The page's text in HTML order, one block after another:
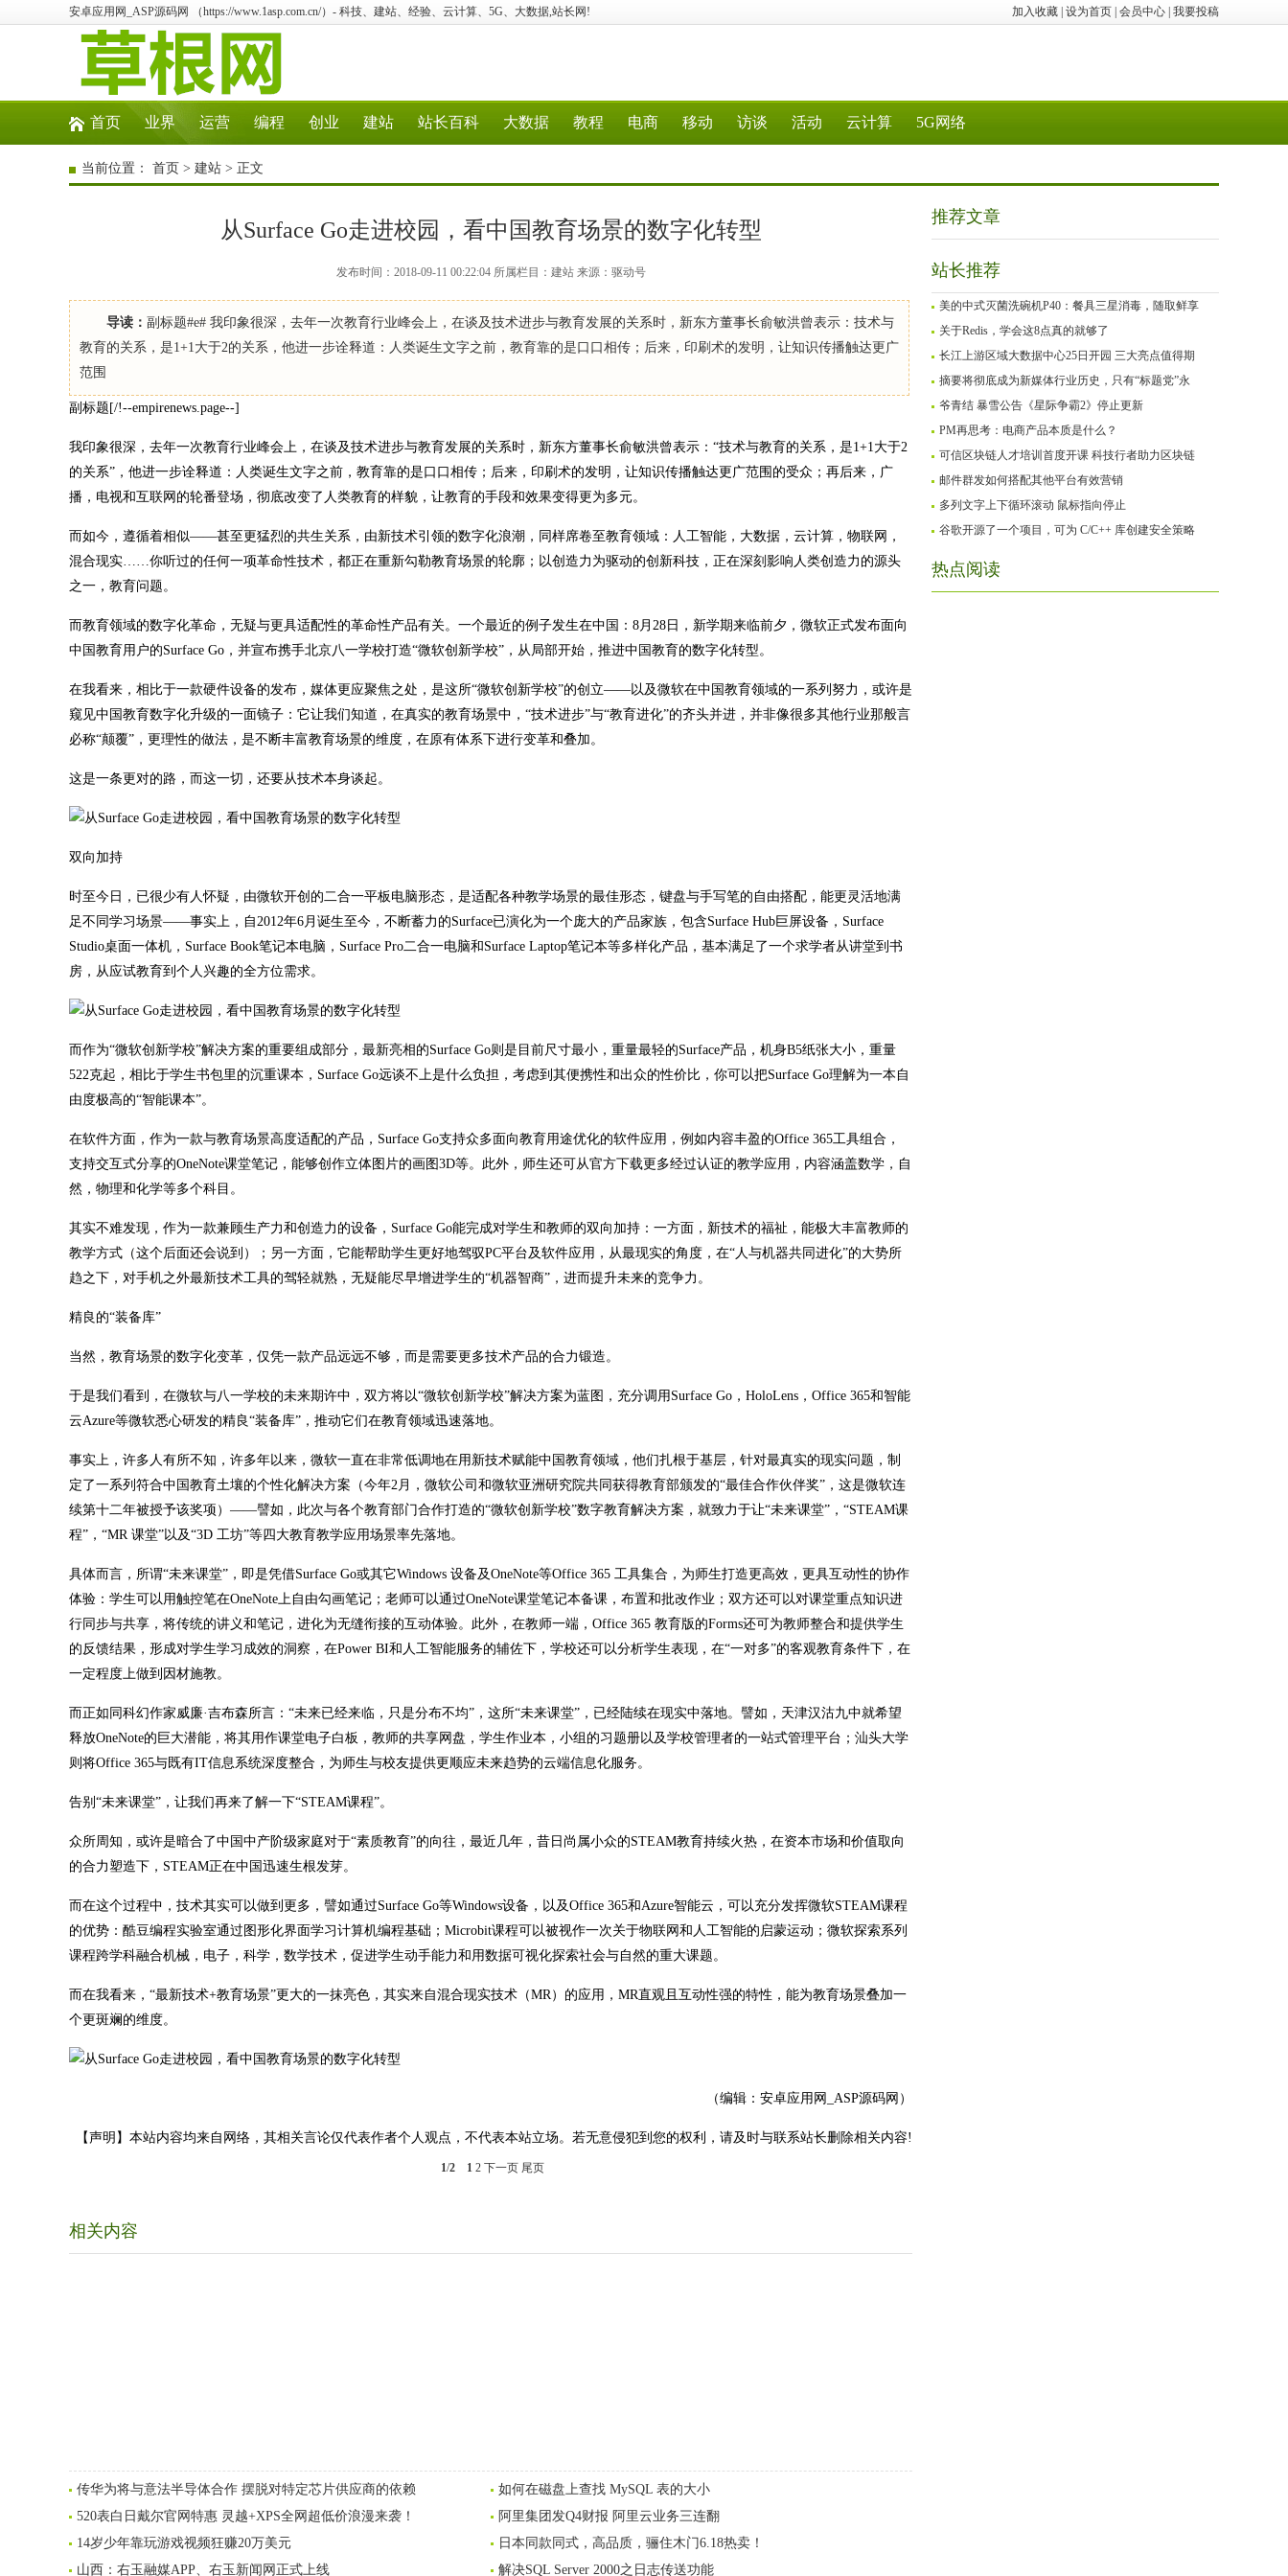
加入收藏 设为首页 会员中心 我要投稿
安卓应用网_ASP源码网 （https://www.1asp.com.cn/）- 科技、建站、经验、云计算、5G、大数据,站长网!
首页 业界 运营 编程 创业 建站 站长百科 大数据 教程 电商 移动 访谈 活动 云计算 5G网络
当前位置： 首页 > 建站 > 正文
从Surface Go走进校园，看中国教育场景的数字化转型
发布时间：2018-09-11 00:22:04 所属栏目：建站 来源：驱动号
导读： 副标题#e# 我印象很深，去年一次教育行业峰会上，在谈及技术进步与教育发展的关系时，新东方董事长俞敏洪曾表示：技术与
教育的关系，是1+1大于2的关系，他进一步诠释道：人类诞生文字之前，教育靠的是口口相传；后来，印刷术的发明，让知识传播触达更广
范围
副标题[/!--empirenews.page--]
我印象很深，去年一次教育行业峰会上，在谈及技术进步与教育发展的关系时，新东方董事长俞敏洪曾表示：“技术与教育的关系，是1+1大于2
的关系”，他进一步诠释道：人类诞生文字之前，教育靠的是口口相传；后来，印刷术的发明，让知识传播触达更广范围的受众；再后来，广
播，电视和互联网的轮番登场，彻底改变了人类教育的样貌，让教育的手段和效果变得更为多元。
而如今，遵循着相似——甚至更猛烈的共生关系，由新技术引领的数字化浪潮，同样席卷至教育领域：人工智能，大数据，云计算，物联网，
混合现实……你听过的任何一项革命性技术，都正在重新勾勒教育场景的轮廓；以创造力为驱动的创新科技，正在深刻影响人类创造力的源头
之一，教育问题。
而教育领域的数字化革命，无疑与更具适配性的革命性产品有关。一个最近的例子发生在中国：8月28日，新学期来临前夕，微软正式发布面向
中国教育用户的Surface Go，并宣布携手北京八一学校打造“微软创新学校”，从局部开始，推进中国教育的数字化转型。
在我看来，相比于一款硬件设备的发布，媒体更应聚焦之处，是这所“微软创新学校”的创立——以及微软在中国教育领域的一系列努力，或许是
窥见中国教育数字化升级的一面镜子：它让我们知道，在真实的教育场景中，“技术进步”与“教育进化”的齐头并进，并非像很多其他行业那般言
必称“颠覆”，更理性的做法，是不断丰富教育场景的维度，在原有体系下进行变革和叠加。
这是一条更对的路，而这一切，还要从技术本身谈起。
双向加持
时至今日，已很少有人怀疑，由微软开创的二合一平板电脑形态，是适配各种教学场景的最佳形态，键盘与手写笔的自由搭配，能更灵活地满
足不同学习场景——事实上，自2012年6月诞生至今，不断蓄力的Surface已演化为一个庞大的产品家族，包含Surface Hub巨屏设备，Surface
Studio桌面一体机，Surface Book笔记本电脑，Surface Pro二合一电脑和Surface Laptop笔记本等多样化产品，基本满足了一个求学者从讲堂到书
房，从应试教育到个人兴趣的全方位需求。
而作为“微软创新学校”解决方案的重要组成部分，最新亮相的Surface Go则是目前尺寸最小，重量最轻的Surface产品，机身B5纸张大小，重量
522克起，相比于学生书包里的沉重课本，Surface Go远谈不上是什么负担，考虑到其便携性和出众的性价比，你可以把Surface Go理解为一本自
由度极高的“智能课本”。
在软件方面，作为一款与教育场景高度适配的产品，Surface Go支持众多面向教育用途优化的软件应用，例如内容丰盈的Office 365工具组合，
支持交互式分享的OneNote课堂笔记，能够创作立体图片的画图3D等。此外，师生还可从官方下载更多经过认证的教学应用，内容涵盖数学，自
然，物理和化学等多个科目。
其实不难发现，作为一款兼顾生产力和创造力的设备，Surface Go能完成对学生和教师的双向加持：一方面，新技术的福祉，能极大丰富教师的
教学方式（这个后面还会说到）；另一方面，它能帮助学生更好地驾驭PC平台及软件应用，从最现实的角度，在“人与机器共同进化”的大势所
趋之下，对手机之外最新技术工具的驾轻就熟，无疑能尽早增进学生的“机器智商”，进而提升未来的竞争力。
精良的“装备库”
当然，教育场景的数字化变革，仅凭一款产品远远不够，而是需要更多技术产品的合力锻造。
于是我们看到，在微软与八一学校的未来期许中，双方将以“微软创新学校”解决方案为蓝图，充分调用Surface Go，HoloLens，Office 365和智能
云Azure等微软悉心研发的精良“装备库”，推动它们在教育领域迅速落地。
事实上，许多人有所不知，许多年以来，微软一直在非常低调地在用新技术赋能中国教育领域，他们扎根于基层，针对最真实的现实问题，制
定了一系列符合中国教育土壤的个性化解决方案（今年2月，微软公司和微软亚洲研究院共同获得教育部颁发的“最佳合作伙伴奖”，这是微软连
续第十二年被授予该奖项）——譬如，此次与各个教育部门合作打造的“微软创新学校”数字教育解决方案，就致力于让“未来课堂”，“STEAM课
程”，“MR 课堂”以及“3D 工坊”等四大教育教学应用场景率先落地。
具体而言，所谓“未来课堂”，即是凭借Surface Go或其它Windows 设备及OneNote等Office 365 工具集合，为师生打造更高效，更具互动性的协作
体验：学生可以用触控笔在OneNote上自由勾画笔记；老师可以通过OneNote课堂笔记本备课，布置和批改作业；双方还可以对课堂重点知识进
行同步与共享，将传统的讲义和笔记，进化为无缝衔接的互动体验。此外，在教师一端，Office 365 教育版的Forms还可为教师整合和提供学生
的反馈结果，形成对学生学习成效的洞察，在Power BI和人工智能服务的辅佐下，学校还可以分析学生表现，在“一对多”的客观教育条件下，在
一定程度上做到因材施教。
而正如同科幻作家威廉·吉布森所言：“未来已经来临，只是分布不均”，这所“未来课堂”，已经陆续在现实中落地。譬如，天津汉沽九中就希望
释放OneNote的巨大潜能，将其用作课堂电子白板，教师的共享网盘，学生作业本，小组的习题册以及学校管理者的一站式管理平台；汕头大学
则将Office 365与既有IT信息系统深度整合，为师生与校友提供更顺应未来趋势的云端信息化服务。
告别“未来课堂”，让我们再来了解一下“STEAM课程”。
众所周知，或许是暗合了中国中产阶级家庭对于“素质教育”的向往，最近几年，昔日尚属小众的STEAM教育持续火热，在资本市场和价值取向
的合力塑造下，STEAM正在中国迅速生根发芽。
而在这个过程中，技术其实可以做到更多，譬如通过Surface Go等Windows设备，以及Office 365和Azure智能云，可以充分发挥微软STEAM课程
的优势：酷豆编程实验室通过图形化界面学习计算机编程基础；Microbit课程可以被视作一次关于物联网和人工智能的启蒙运动；微软探索系列
课程跨学科融合机械，电子，科学，数学技术，促进学生动手能力和用数据可视化探索社会与自然的重大课题。
而在我看来，“最新技术+教育场景”更大的一抹亮色，其实来自混合现实技术（MR）的应用，MR直观且互动性强的特性，能为教育场景叠加一
个更斑斓的维度。
（编辑：安卓应用网_ASP源码网）
【声明】本站内容均来自网络，其相关言论仅代表作者个人观点，不代表本站立场。若无意侵犯到您的权利，请及时与联系站长删除相关内容!
1/2 1 2 下一页 尾页
相关内容
传华为将与意法半导体合作 摆脱对特定芯片供应商的依赖
如何在磁盘上查找 MySQL 表的大小
520表白日戴尔官网特惠 灵越+XPS全网超低价浪漫来袭！
阿里集团发Q4财报 阿里云业务三连翻
14岁少年靠玩游戏视频狂赚20万美元
日本同款同式，高品质，骊住木门6.18热卖！
山西：右玉融媒APP、右玉新闻网正式上线
解决SQL Server 2000之日志传送功能
推荐文章
站长推荐
美的中式灭菌洗碗机P40：餐具三星消毒，随取鲜享
关于Redis，学会这8点真的就够了
长江上游区域大数据中心25日开园 三大亮点值得期
摘要将彻底成为新媒体行业历史，只有“标题党”永
爷青结 暴雪公告《星际争霸2》停止更新
PM再思考：电商产品本质是什么？
可信区块链人才培训首度开课 科技行者助力区块链
邮件群发如何搭配其他平台有效营销
多列文字上下循环滚动 鼠标指向停止
谷歌开源了一个项目，可为 C/C++ 库创建安全策略
热点阅读